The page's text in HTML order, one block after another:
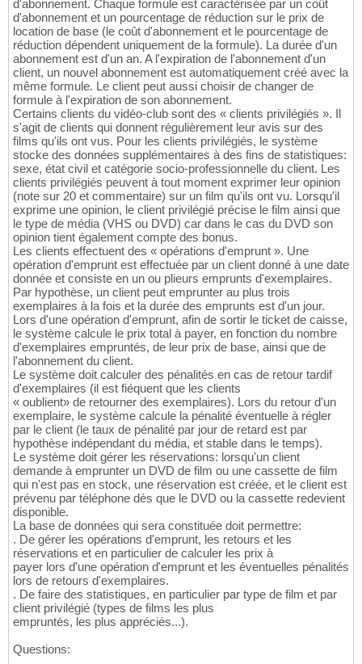
d'abonnement. Chaque formule est caractérisée par un coût
d'abonnement et un pourcentage de réduction sur le prix de
location de base (le coût d'abonnement et le pourcentage de
réduction dépendent uniquement de la formule). La durée d'un
abonnement est d'un an. A l'expiration de l'abonnement d'un
client, un nouvel abonnement est automatiquement créé avec la
même formule. Le client peut aussi choisir de changer de
formule à l'expiration de son abonnement.
Certains clients du vidéo-club sont des « clients privilégiés ». Il
s'agit de clients qui donnent régulièrement leur avis sur des
films qu'ils ont vus. Pour les clients privilégiés, le système
stocke des données supplémentaires à des fins de statistiques:
sexe, état civil et catégorie socio-professionnelle du client. Les
clients privilégiés peuvent à tout moment exprimer leur opinion
(note sur 20 et commentaire) sur un film qu'ils ont vu. Lorsqu'il
exprime une opinion, le client privilégié précise le film ainsi que
le type de média (VHS ou DVD) car dans le cas du DVD son
opinion tient également compte des bonus.
Les clients effectuent des « opérations d'emprunt ». Une
opération d'emprunt est effectuée par un client donné à une date
donnée et consiste en un ou plieurs emprunts d'exemplaires.
Par hypothèse, un client peut emprunter au plus trois
exemplaires à la fois et la durée des emprunts est d'un jour.
Lors d'une opération d'emprunt, afin de sortir le ticket de caisse,
le système calcule le prix total à payer, en fonction du nombre
d'exemplaires empruntés, de leur prix de base, ainsi que de
l'abonnement du client.
Le système doit calculer des pénalités en cas de retour tardif
d'exemplaires (il est fiéquent que les clients
« oublient» de retourner des exemplaires). Lors du retour d'un
exemplaire, le système calcule la pénalité éventuelle à régler
par le client (le taux de pénalité par jour de retard est par
hypothèse indépendant du média, et stable dans le temps).
Le système doit gérer les réservations: lorsqu'un client
demande à emprunter un DVD de film ou une cassette de film
qui n'est pas en stock, une réservation est créée, et le client est
prévenu par téléphone dès que le DVD ou la cassette redevient
disponible.
La base de données qui sera constituée doit permettre:
. De gérer les opérations d'emprunt, les retours et les
réservations et en particulier de calculer les prix à
payer lors d'une opération d'emprunt et les éventuelles pénalités
lors de retours d'exemplaires.
. De faire des statistiques, en particulier par type de film et par
client privilégié (types de films les plus
empruntés, les plus appréciés...).
Questions: